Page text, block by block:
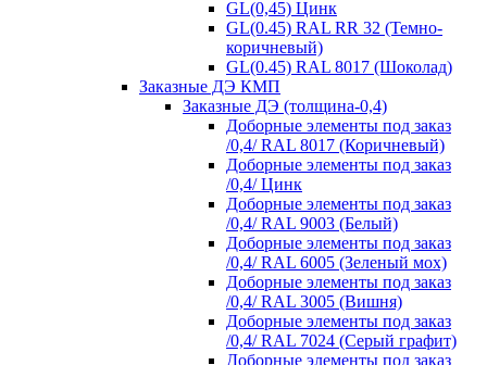
GL(0,45) Цинк
GL(0.45) RAL RR 32 (Темно-
коричневый)
GL(0.45) RAL 8017 (Шоколад)
Заказные ДЭ КМП
Заказные ДЭ (толщина-0,4)
Доборные элементы под заказ
/0,4/ RAL 8017 (Коричневый)
Доборные элементы под заказ
/0,4/ Цинк
Доборные элементы под заказ
/0,4/ RAL 9003 (Белый)
Доборные элементы под заказ
/0,4/ RAL 6005 (Зеленый мох)
Доборные элементы под заказ
/0,4/ RAL 3005 (Вишня)
Доборные элементы под заказ
/0,4/ RAL 7024 (Серый графит)
Доборные элементы под заказ